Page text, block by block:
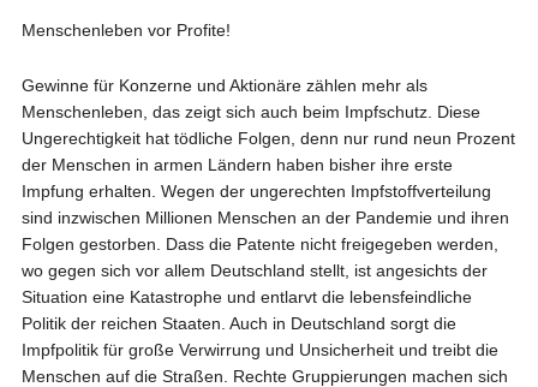
Menschenleben vor Profite!
Gewinne für Konzerne und Aktionäre zählen mehr als
Menschenleben, das zeigt sich auch beim Impfschutz. Diese
Ungerechtigkeit hat tödliche Folgen, denn nur rund neun Prozent
der Menschen in armen Ländern haben bisher ihre erste
Impfung erhalten. Wegen der ungerechten Impfstoffverteilung
sind inzwischen Millionen Menschen an der Pandemie und ihren
Folgen gestorben. Dass die Patente nicht freigegeben werden,
wo gegen sich vor allem Deutschland stellt, ist angesichts der
Situation eine Katastrophe und entlarvt die lebensfeindliche
Politik der reichen Staaten. Auch in Deutschland sorgt die
Impfpolitik für große Verwirrung und Unsicherheit und treibt die
Menschen auf die Straßen. Rechte Gruppierungen machen sich